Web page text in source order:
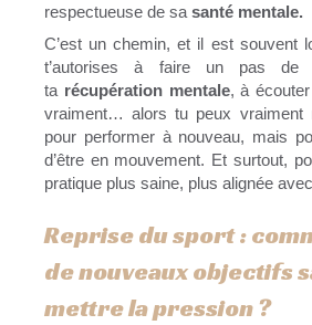
respectueuse de sa santé mentale.
C’est un chemin, et il est souvent
t’autorises à faire un pas de
ta récupération mentale, à
vraiment… alors tu peux vraiment
pour performer à nouveau, mais
d’être en mouvement. Et surtout,
pratique plus saine, plus alignée
Reprise du sport :
de nouveaux objectifs
mettre la pression ?